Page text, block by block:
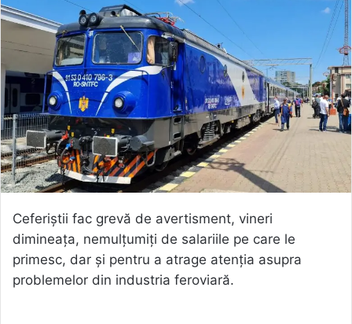
Ceferiștii fac grevă de avertisment, vineri
dimineața, nemulțumiți de salariile pe care le
primesc, dar și pentru a atrage atenția asupra
problemelor din industria feroviară.